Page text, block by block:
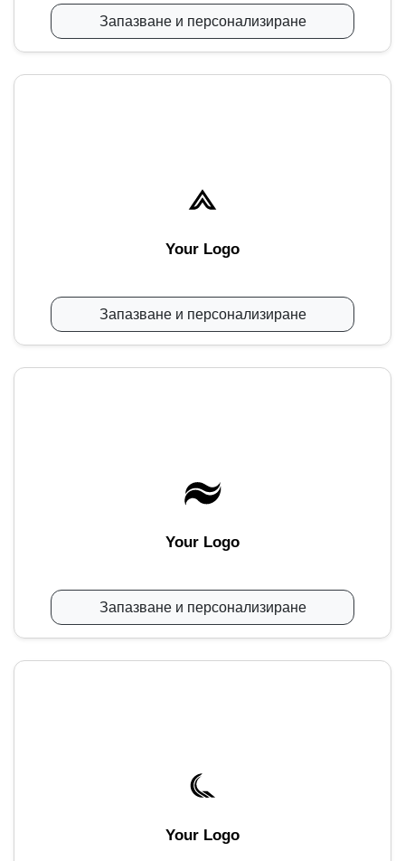
Запазване и персонализиране
Your Logo
Запазване и персонализиране
Your Logo
Запазване и персонализиране
Your Logo